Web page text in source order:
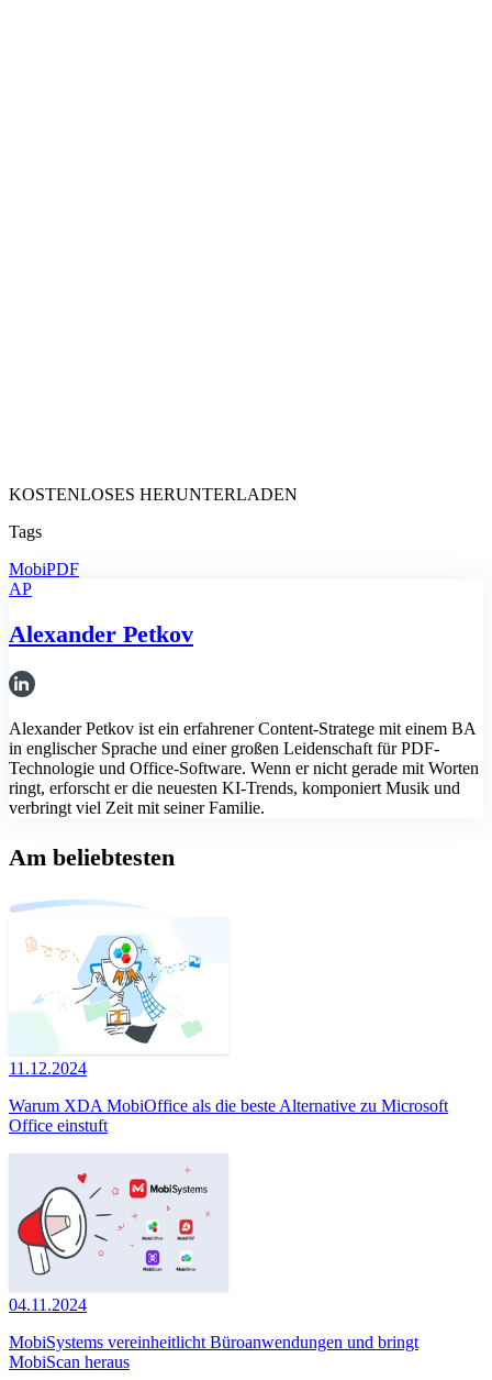
KOSTENLOSES HERUNTERLADEN
Tags
MobiPDF
AP
Alexander Petkov
Alexander Petkov ist ein erfahrener Content-Stratege mit einem BA
in englischer Sprache und einer großen Leidenschaft für PDF-
Technologie und Office-Software. Wenn er nicht gerade mit Worten
ringt, erforscht er die neuesten KI-Trends, komponiert Musik und
verbringt viel Zeit mit seiner Familie.
Am beliebtesten
11.12.2024
Warum XDA MobiOffice als die beste Alternative zu Microsoft
Office einstuft
04.11.2024
MobiSystems vereinheitlicht Büroanwendungen und bringt
MobiScan heraus